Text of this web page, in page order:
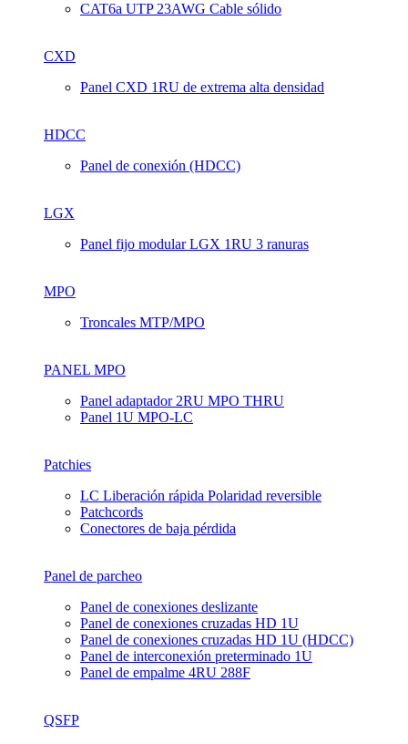
CAT6a UTP 23AWG Cable sólido
CXD
Panel CXD 1RU de extrema alta densidad
HDCC
Panel de conexión (HDCC)
LGX
Panel fijo modular LGX 1RU 3 ranuras
MPO
Troncales MTP/MPO
PANEL MPO
Panel adaptador 2RU MPO THRU
Panel 1U MPO-LC
Patchies
LC Liberación rápida Polaridad reversible
Patchcords
Conectores de baja pérdida
Panel de parcheo
Panel de conexiones deslizante
Panel de conexiones cruzadas HD 1U
Panel de conexiones cruzadas HD 1U (HDCC)
Panel de interconexión preterminado 1U
Panel de empalme 4RU 288F
QSFP